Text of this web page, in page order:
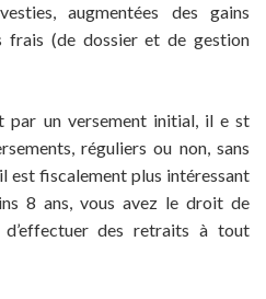
augmentées des gains
frais (de dossier et de gestion
par un versement initial, il e st
réguliers ou non, sans
est fiscalement plus intéressant
8 ans, vous avez le droit de
des retraits à tout